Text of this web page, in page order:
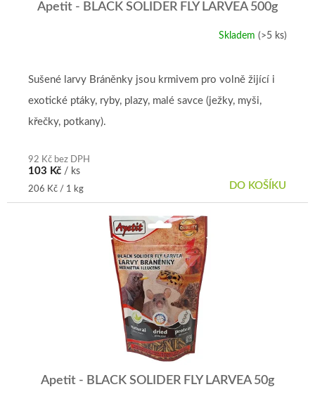
Apetit - BLACK SOLIDER FLY LARVEA 500g
je
z
5
Skladem(>5 ks)
92 Kč bez DPH
103 Kč / ks
Měrná
cena:
206 Kč / 1 kg DO KOŠÍKU
Sušené larvy Bráněnky jsou krmivem pro volně žijící i
exotické ptáky, ryby, plazy, malé savce (ježky, myši,
křečky, potkany).
Apetit - BLACK SOLIDER FLY LARVEA 50g